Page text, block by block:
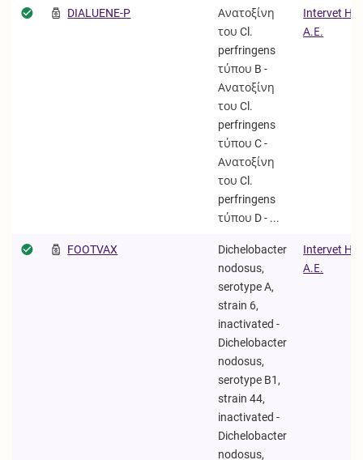
DIALUENE-P
Ανατοξίνη
του Cl.
perfringens
τύπου B -
Ανατοξίνη
του Cl.
perfringens
τύπου C -
Ανατοξίνη
του Cl.
perfringens
τύπου D - ...
Intervet
Α.Ε.
FOOTVAX
Dichelobacter
nodosus,
serotype A,
strain 6,
inactivated -
Dichelobacter
nodosus,
serotype B1,
strain 44,
inactivated -
Dichelobacter
nodosus,
Intervet
Α.Ε.